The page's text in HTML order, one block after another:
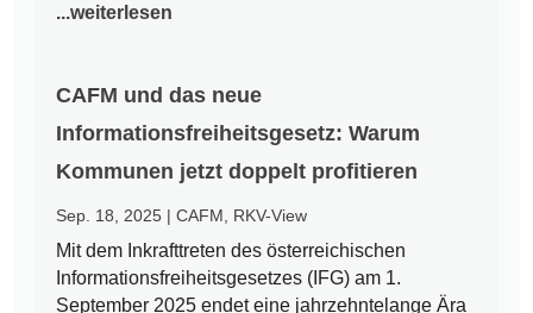
...weiterlesen
CAFM und das neue
Informationsfreiheitsgesetz: Warum
Kommunen jetzt doppelt profitieren
Sep. 18, 2025 |CAFM RKV-View
Mit dem Inkrafttreten des österreichischen
Informationsfreiheitsgesetzes (IFG) am 1.
September 2025 endet eine jahrzehntelange Ära